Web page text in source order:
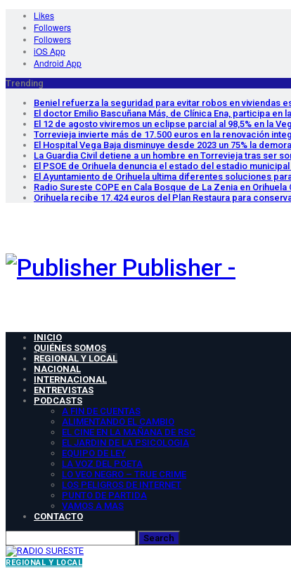
Likes
Followers
Followers
iOS App
Android App
Trending
Beniel refuerza la seguridad para evitar robos en viviendas
El doctor Emilio Bascuñana Más, de Clínica Ena, participa
El 12 de agosto viviremos un eclipse parcial al 98,5% en la
Torrevieja invierte más de 17.500 euros en la renovación
El Hospital Vega Baja disminuye desde 2023 un 75% la
La Guardia Civil detiene a un hombre en Torrevieja tras ser
El PSOE de Orihuela denuncia el estado del estadio
El Ayuntamiento de Orihuela ultima diferentes soluciones
Radio Sureste COPE en Cala Bosque de La Zenia en Orihuela
Orihuela recibe 17.424 euros del Plan Restaura para
Publisher -
INICIO
QUIÉNES SOMOS
REGIONAL Y LOCAL
NACIONAL
INTERNACIONAL
ENTREVISTAS
PODCASTS
A FIN DE CUENTAS
ALIMENTANDO EL CAMBIO
EL CINE EN LA MAÑANA DE RSC
EL JARDIN DE LA PSICOLOGIA
EQUIPO DE LEY
LA VOZ DEL POETA
LO VEO NEGRO – TRUE CRIME
LOS PELIGROS DE INTERNET
PUNTO DE PARTIDA
VAMOS A MAS
CONTACTO
REGIONAL Y LOCAL